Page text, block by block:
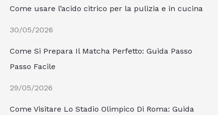
Come usare l’acido citrico per la pulizia e in cucina
30/05/2026
Come Si Prepara Il Matcha Perfetto: Guida Passo
Passo Facile
29/05/2026
Come Visitare Lo Stadio Olimpico Di Roma: Guida